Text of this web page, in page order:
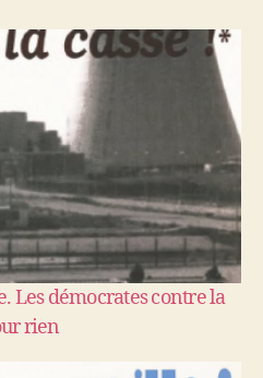
Les démocrates contre la
rien